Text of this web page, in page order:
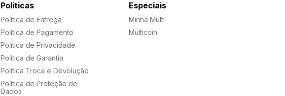
Politicas
Política de Entrega
Política de Pagamento
Política de Privacidade
Política de Garantia
Política Troca e Devolução
Política de Proteção de
Dados
Especiais
Minha Multi
Multicoin